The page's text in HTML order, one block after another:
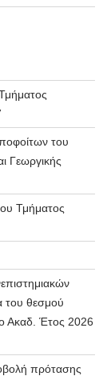
του
Γεωργικής
Τμήματος
του θεσμού
Ακαδ. Έτος 2026
πρότασης